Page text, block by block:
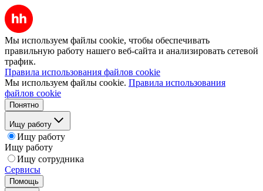
Мы используем файлы cookie, чтобы обеспечивать
правильную работу нашего веб-сайта и анализировать сетевой
трафик.
Правила использования файлов cookie
Мы используем файлы cookie. Правила использования
файлов cookie
Понятно
Ищу работу
Ищу работу
Ищу работу
Ищу сотрудника
Сервисы
Помощь